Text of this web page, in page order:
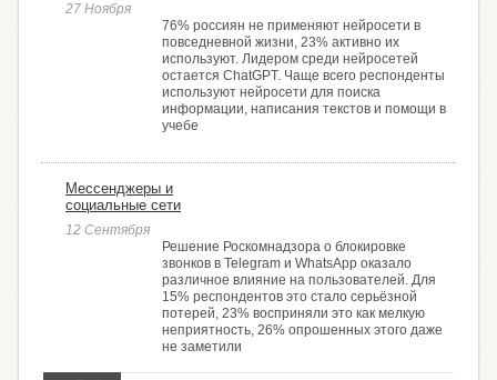
27 Ноября
76% россиян не применяют нейросети в
повседневной жизни, 23% активно их
используют. Лидером среди нейросетей
остается ChatGPT. Чаще всего респонденты
используют нейросети для поиска
информации, написания текстов и помощи в
учебе
Мессенджеры и
социальные сети
12 Сентября
Решение Роскомнадзора о блокировке
звонков в Telegram и WhatsApp оказало
различное влияние на пользователей. Для
15% респондентов это стало серьёзной
потерей, 23% восприняли это как мелкую
неприятность, 26% опрошенных этого даже
не заметили